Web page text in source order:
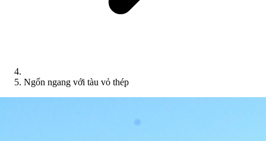
Ngổn ngang với tàu vỏ thép